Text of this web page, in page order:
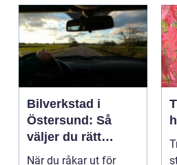
Bilverkstad i
Östersund: Så
väljer du rätt
verkstad för
När du råkar ut för